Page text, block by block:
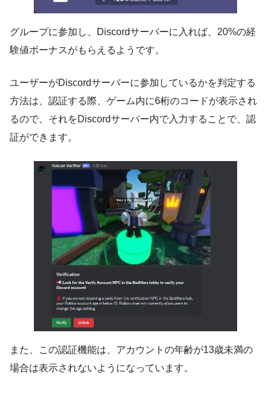
グループに参加し、Discordサーバーに入れば、20%の経
験値ボーナスがもらえるようです。
ユーザーがDiscordサーバーに参加しているかを判定する
方法は、認証する際、ゲーム内に6桁のコードが表示され
るので、それをDiscordサーバー内で入力することで、認
証ができます。
また、この認証機能は、アカウントの年齢が13歳未満の
場合は表示されないようになっています。